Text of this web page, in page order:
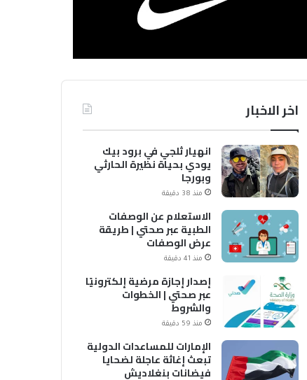
اخر الاخبار
انهيار ثلجي في برود بيك
يودي بحياة نظيرة الحارثي
وبورجا
منذ 38 دقيقة
الاستعلام عن الوصفات
الطبية عبر صحتي | طريقة
عرض الوصفات
منذ 41 دقيقة
إصدار إجازة مرضية إلكترونيًا
عبر صحتي | الخطوات
والشروط
منذ 59 دقيقة
الإمارات للمساعدات الدولية
تبعث إغاثة عاجلة لضحايا
فيضانات بنغلاديش